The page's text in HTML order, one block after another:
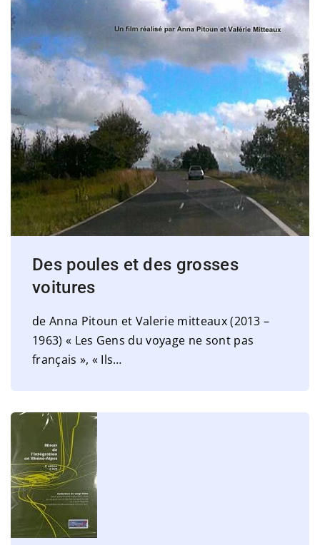
Des poules et des grosses
voitures
de Anna Pitoun et Valerie mitteaux (2013 –
1963) « Les Gens du voyage ne sont pas
français », « Ils…